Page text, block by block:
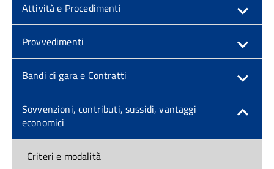
Attività e Procedimenti
Provvedimenti
Bandi di gara e Contratti
Sovvenzioni, contributi, sussidi, vantaggi
economici
Criteri e modalità